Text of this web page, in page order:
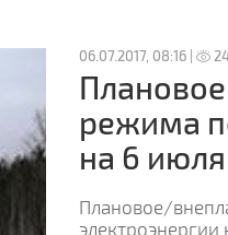
06.07.2017, 08:16 |
режима
на 6
Плановое/